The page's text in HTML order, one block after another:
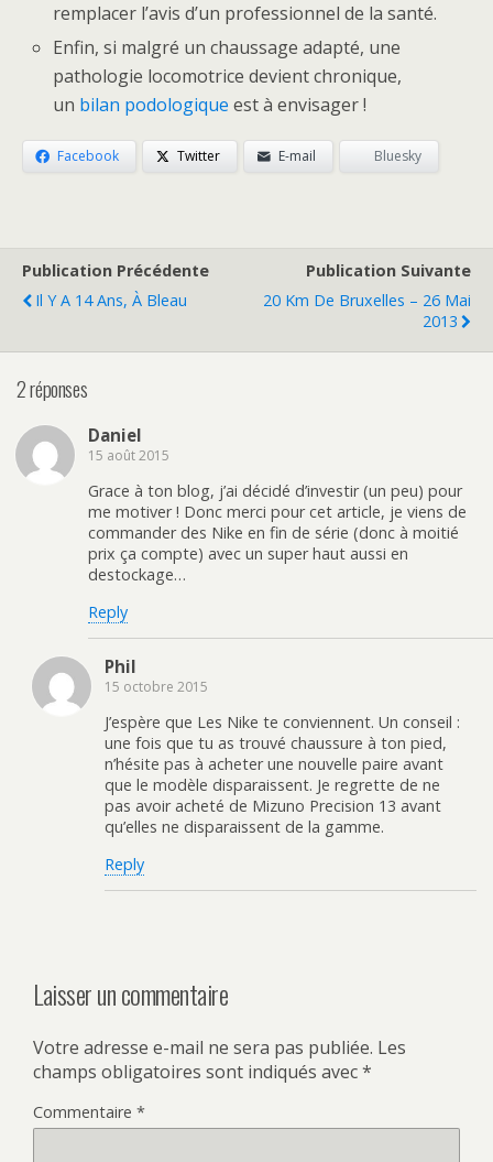
remplacer l’avis d’un professionnel de la santé.
Enfin, si malgré un chaussage adapté, une
pathologie locomotrice devient chronique,
un bilan podologique est à envisager !
Facebook Twitter E-mail Bluesky
Publication Précédente
Il Y A 14 Ans, À Bleau
Publication Suivante
20 Km De Bruxelles – 26 Mai
2013
2 réponses
Daniel
15 août 2015
Grace à ton blog, j’ai décidé d’investir (un peu) pour
me motiver ! Donc merci pour cet article, je viens de
commander des Nike en fin de série (donc à moitié
prix ça compte) avec un super haut aussi en
destockage…
Reply
Phil
15 octobre 2015
J’espère que Les Nike te conviennent. Un conseil :
une fois que tu as trouvé chaussure à ton pied,
n’hésite pas à acheter une nouvelle paire avant
que le modèle disparaissent. Je regrette de ne
pas avoir acheté de Mizuno Precision 13 avant
qu’elles ne disparaissent de la gamme.
Reply
Laisser un commentaire
Votre adresse e-mail ne sera pas publiée. Les
champs obligatoires sont indiqués avec*
Commentaire *